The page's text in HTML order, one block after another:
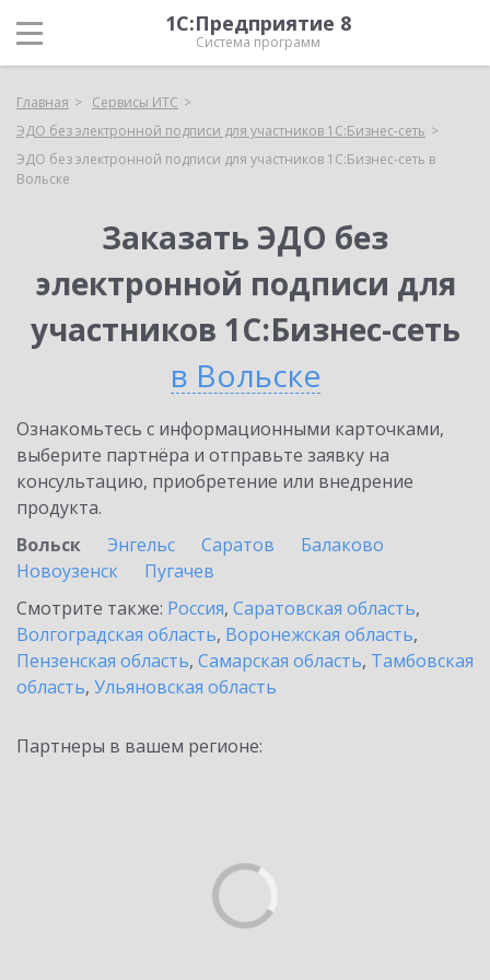
1С:Предприятие 8
Система программ
Главная
Сервисы ИТС
ЭДО без электронной подписи для участников 1С:Бизнес-сеть
ЭДО без электронной подписи для участников 1С:Бизнес-сеть в
Вольске
Заказать ЭДО без
электронной подписи для
участников 1С:Бизнес-сеть
в Вольске
Ознакомьтесь с информационными карточками,
выберите партнёра и отправьте заявку на
консультацию, приобретение или внедрение
продукта.
Вольск
Энгельс Саратов
Балаково
Новоузенск
Пугачев
Смотрите также: Россия, Саратовская область,
Волгоградская область, Воронежская область,
Пензенская область, Самарская область, Тамбовская
область, Ульяновская область
Партнеры в вашем регионе: